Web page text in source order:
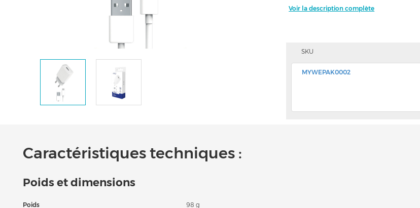
Voir la description complète
SKU
MYWEPAK0002
Caractéristiques techniques :
Poids et dimensions
Poids 98 g